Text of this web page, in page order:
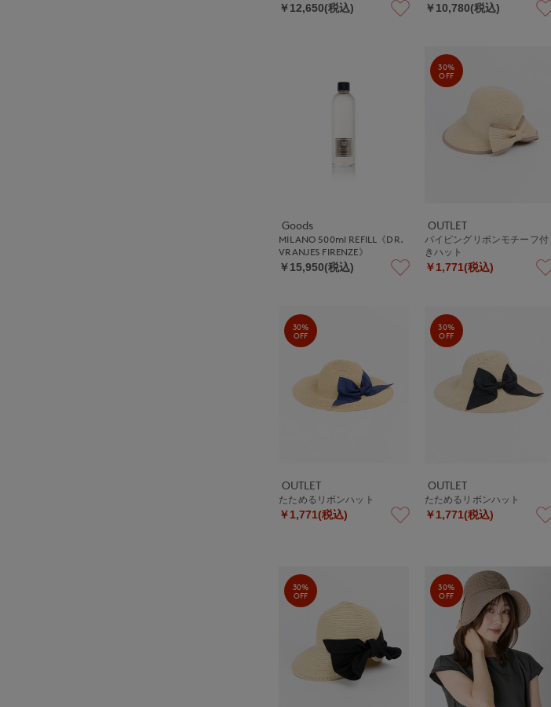
￥12,650(税込) ￥10,780(税込)
Goods
MILANO 500ml REFILL《DR.
VRANJES FIRENZE》
￥15,950(税込)
30%
OFF
OUTLET
パイピングリボンモチーフ付
きハット
￥1,771(税込)
30%
OFF
OUTLET
たためるリボンハット
￥1,771(税込)
30%
OFF
OUTLET
たためるリボンハット
￥1,771(税込)
30%
OFF
30%
OFF